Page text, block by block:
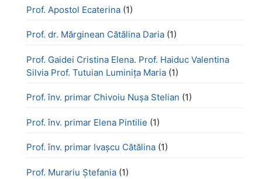
Prof. Apostol Ecaterina (1)
Prof. dr. Mărginean Cătălina Daria (1)
Prof. Gaidei Cristina Elena. Prof. Haiduc Valentina
Silvia Prof. Tutuian Luminița Maria (1)
Prof. înv. primar Chivoiu Nușa Stelian (1)
Prof. înv. primar Elena Pintilie (1)
Prof. înv. primar Ivașcu Cătălina (1)
Prof. Murariu Ștefania (1)